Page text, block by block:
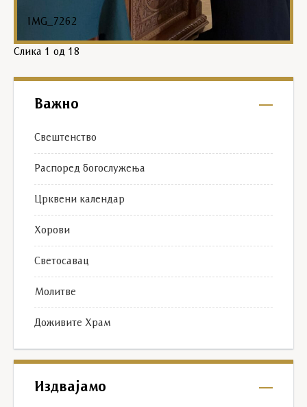
IMG_7262
Слика 1 од 18
Важно
Свештенство
Распоред богослужења
Црквени календар
Хорови
Светосавац
Молитве
Доживите Храм
Издвајамо